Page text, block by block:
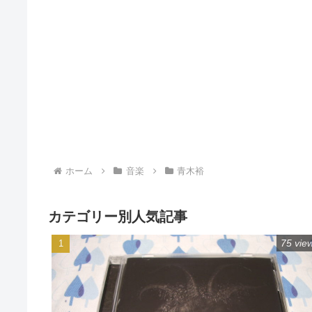
ホーム 音楽 青木裕
カテゴリー別人気記事
75